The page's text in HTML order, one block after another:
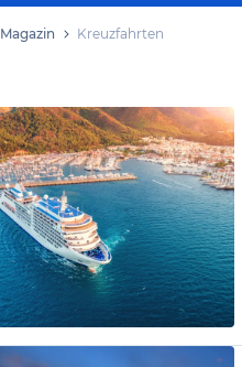
Magazin Kreuzfahrten